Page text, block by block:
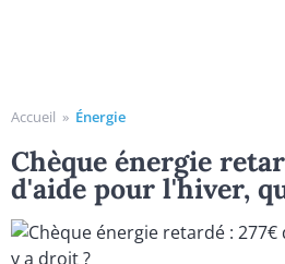
Accueil » Énergie
Chèque énergie
d'aide pour l'hiver,